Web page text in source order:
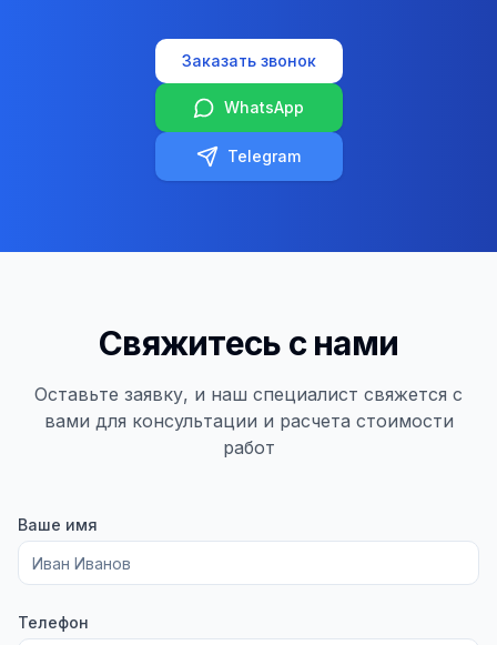
Заказать звонок
WhatsApp
Telegram
Свяжитесь с нами
Оставьте заявку, и наш специалист свяжется с
вами для консультации и расчета стоимости
работ
Ваше имя
Телефон